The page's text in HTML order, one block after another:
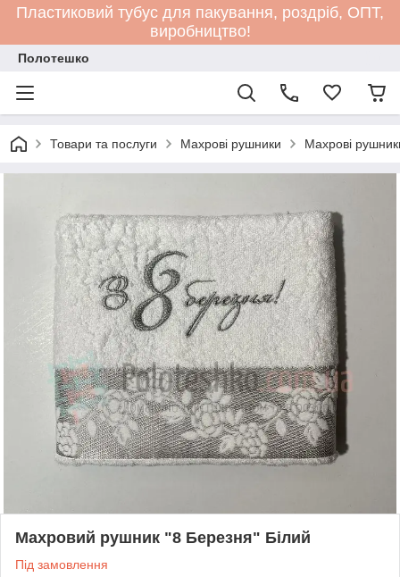
Пластиковий тубус для пакування, роздріб, ОПТ,
виробництво!
Полотешко
Товари та послуги Махрові рушники Махрові
Махровий рушник "8 Березня" Білий
Під замовлення